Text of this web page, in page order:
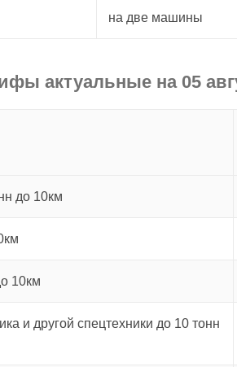
на две машины
актуальные на 05
до 10км
10км
и другой спецтехники до 10 тонн